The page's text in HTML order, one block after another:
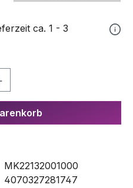
ca. 1 - 3
den
MK22132001000
4070327281747